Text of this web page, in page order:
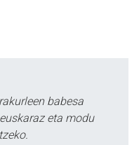
babesa
eta modu